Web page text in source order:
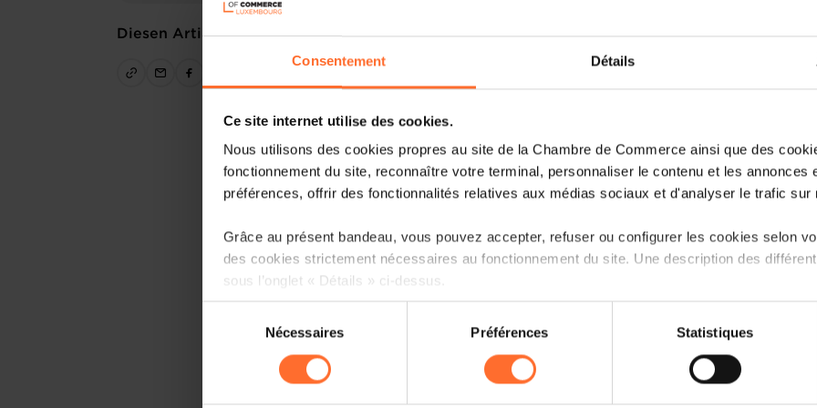
Consentement Détails
Ce site internet utilise des cookies.
Nous utilisons des cookies propres au site de la Chambre de Commerce ainsi que des
fonctionnement du site, reconnaître votre terminal, personnaliser le contenu et les annonces
préférences, offrir des fonctionnalités relatives aux médias sociaux et d'analyser le trafic sur
Grâce au présent bandeau, vous pouvez accepter, refuser ou configurer les cookies selon
des cookies strictement nécessaires au fonctionnement du site. Une description des
sous l’onglet « Détails » ci-dessus.
Il est précisé que la navigation sur le site et certaines fonctionnalités (ex : lecture de vidéos,
cas de refus de tous les cookies ou des cookies non nécessaires.
consentement
Nécessaires Préférences Statistiques
Diesen Artikel teilen
Le ministère de la Protection des
ont informé la Chambre de
contrôles communes entre les
Ces campagnes porteront
en matière d'indication des prix ainsi
des numéros d'autorisation